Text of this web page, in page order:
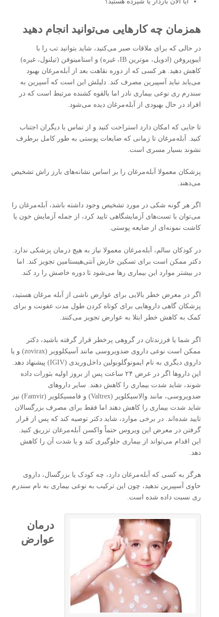
همزمان چه کارهایی می‌توانید انجام دهید
در حالی که برای ملاقات صبر می‌کنید، شاید بتوانید تب را با
ایبوپروفن (ادویل، موترین IB، غیره) و استامینوفن (تیلنول، غیره)
کاهش دهید. هر کسی که از دوره نقاهت بعد از آبله‌مرغان بهبود
می‌یابد نباید آسپیرین مصرف کند. دلیلش این است که آسپرین به
سندرم ری نوعی بیماری نادر اما بالقوه کشنده مرتبط است که در
افراد در حال بهبودی از آبله‌مرغان دیده می‌شود.
تا جایی که امکان دارد استراحت کنید و از تماس با دیگران اجتناب
کنید. آبله‌مرغان تا زمانی که ضایعات پوستی به طور کامل برطرف
نشوند بسیار مسری است.
پزشکان معمولا آبله‌مرغان را بر اساس نشانه‌های بارز راش تشخیص
می‌دهند.
اگر هر گونه شکی در مورد تشخیص وجود داشته باشد، آبله‌مرغان را
می‌توان با تست‌های آزمایشگاهی تایید کرد، از جمله آزمایش خون یا
کاشت نمونه‌ای از ضایعه پوستی.
در کودکان سالم، آبله‌مرغان معمولا نیاز به هیچ درمان پزشکی ندارد.
دکتر ممکن است برای تسکین خارش آنتی‌هیستامین تجویز کند. اما
در بیشتر موارد این بیماری رها می‌شود تا دوره خاصش را رد کند.
اگر در معرض خطر بالایی برای عوارض ناشی از آبله مرغان هستید،
پزشکان گاهی داروهایی برای کوتاه کردن طول مدت عفونت و برای
کمک به کاهش خطر ابتلا به عوارض تجویز می‌کنند.
اگر شما یا فرزندتان در گروهی پرخطر قرار گرفته باشید، دکتر
ممکن است نوعی داروی ضدویروسی مانند آسیکلوویر (zovirax) و یا
داروی دیگری به نام ایمونوگلوبولین داخل‌وریدی (IGIV) پیشنهاد دهد.
این داروها اگر در عرض ۲۴ ساعت پس از بروز اولیه بثورات داده
شوند، شاید شدت بیماری را کاهش دهند. سایر داروهای
ضدویروسی، مانند والاسیکلویر (Valtrex) و فامسیکلویر (Famvir) نیز
شاید شدت بیماری را کاهش دهند اما فقط برای مصرف بزرگسالان
تایید شده‌اند. در برخی موارد، شاید دکتر توصیه کند که پس از قرار
گرفتن در معرض این ویروس حتماً واکسن آبله‌مرغان تزریق کنید.
این اقدام می‌تواند از بیماری جلوگیری کند و یا شدت آن را کاهش
دهد.
هرگز به کسی که آبله‌مرغان دارد، چه کودک یا بزرگسال، داروی
حاوی آسپیرین ندهید، چون این ترکیب به نوعی بیماری به نام سندرم
ری نسبت داده شده است.
درمان
عوارض